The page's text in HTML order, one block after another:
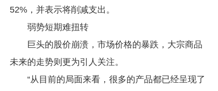
52%，并表示将削减支出。
弱势短期难扭转
巨头的股价崩溃，市场价格的暴跌，大宗商品
未来的走势则更为引人关注。
“从目前的局面来看，很多的产品都已经呈现了